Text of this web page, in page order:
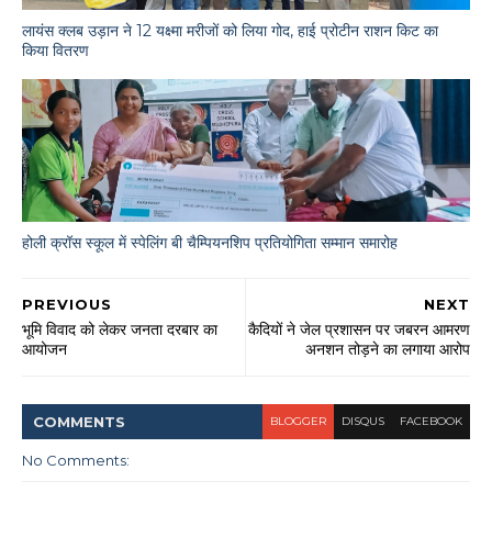
लायंस क्लब उड़ान ने 12 यक्ष्मा मरीजों को लिया गोद, हाई प्रोटीन राशन किट का
किया वितरण
होली क्रॉस स्कूल में स्पेलिंग बी चैम्पियनशिप प्रतियोगिता सम्मान समारोह
NEXT
कैदियों ने जेल प्रशासन पर जबरन आमरण
अनशन तोड़ने का लगाया आरोप
PREVIOUS
भूमि विवाद को लेकर जनता दरबार का
आयोजन
COMMENTS BLOGGER DISQUS FACEBOOK
No Comments: